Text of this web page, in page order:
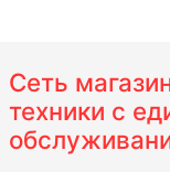
Сеть
техники с